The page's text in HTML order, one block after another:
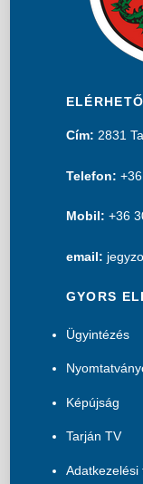
Cím: 2831
Telefon:
Mobil: +36
email:
GYORS
Ügyintézés
Képújság
Tarján TV
Adatkezelési